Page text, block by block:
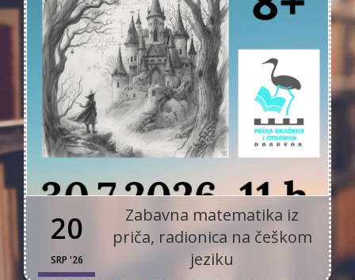
20
SRP '26
Zabavna matematika iz
priča, radionica na češkom
jeziku